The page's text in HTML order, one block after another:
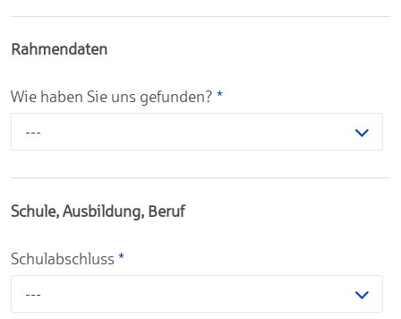
Rahmendaten
Wie haben Sie uns gefunden? *
---
Schule, Ausbildung, Beruf
Schulabschluss *
---